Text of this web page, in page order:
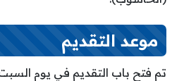
موعد التقديم
تم فتح باب التقديم في يوم